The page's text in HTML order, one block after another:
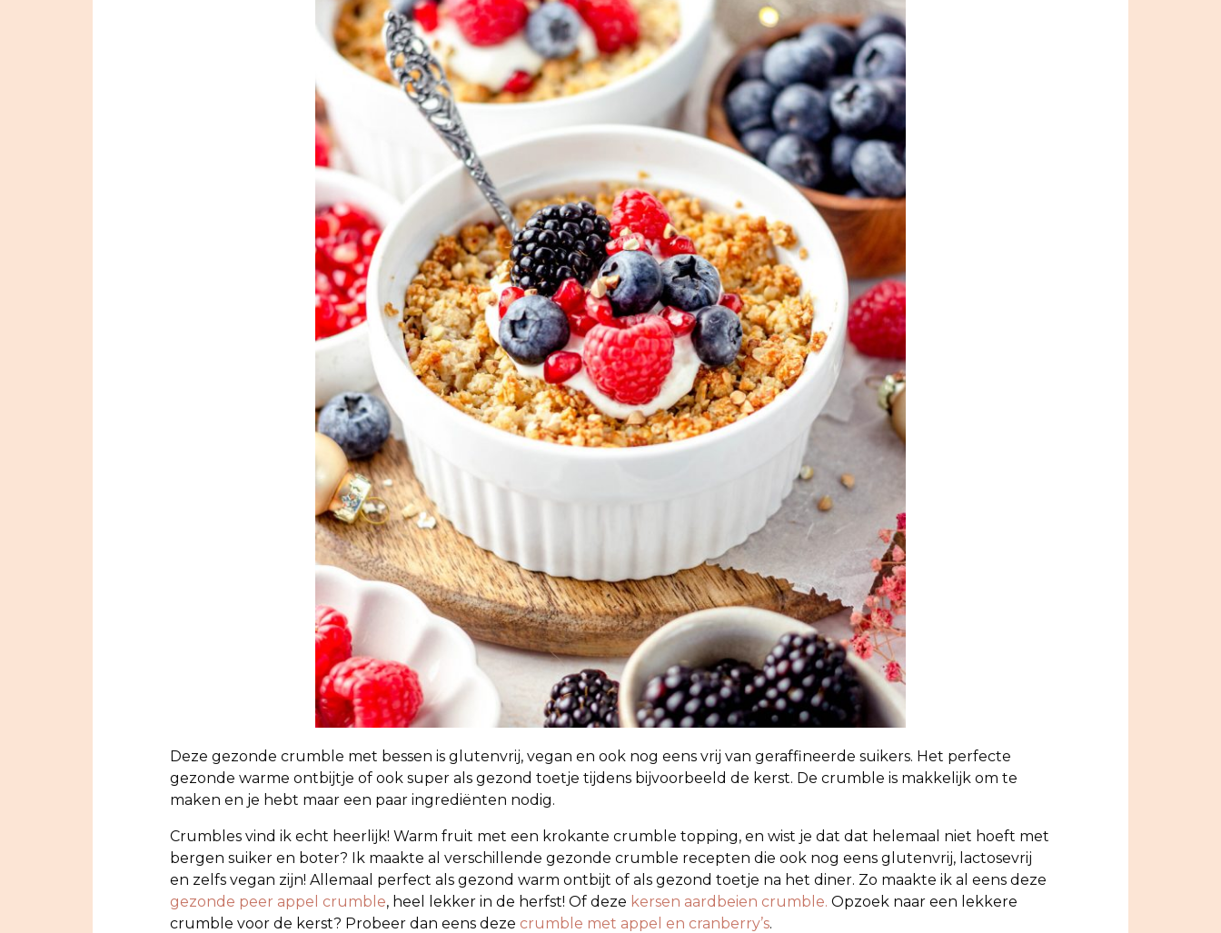
Deze gezonde crumble met bessen is glutenvrij, vegan en ook nog eens vrij van geraffineerde suikers. Het perfecte
gezonde warme ontbijtje of ook super als gezond toetje tijdens bijvoorbeeld de kerst. De crumble is makkelijk om te
maken en je hebt maar een paar ingrediënten nodig.
Crumbles vind ik echt heerlijk! Warm fruit met een krokante crumble topping, en wist je dat dat helemaal niet hoeft met
bergen suiker en boter? Ik maakte al verschillende gezonde crumble recepten die ook nog eens glutenvrij, lactosevrij
en zelfs vegan zijn! Allemaal perfect als gezond warm ontbijt of als gezond toetje na het diner. Zo maakte ik al eens deze
gezonde peer appel crumble, heel lekker in de herfst! Of deze kersen aardbeien crumble. Opzoek naar een lekkere
crumble voor de kerst? Probeer dan eens deze crumble met appel en cranberry’s.